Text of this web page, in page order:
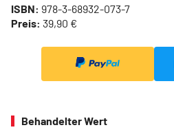
ISBN: 978-3-68932-073-7
Preis: 39,90 €
Behandelter Wert